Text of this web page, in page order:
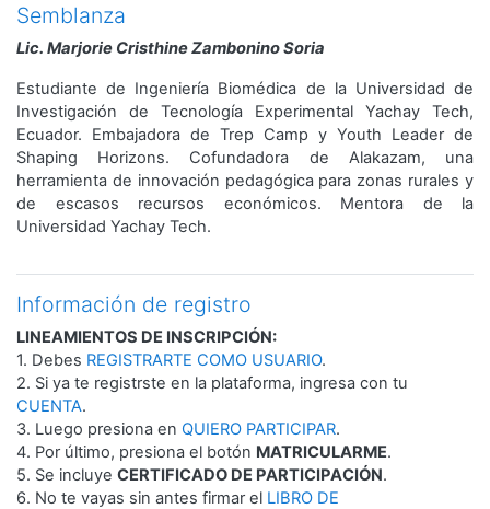
Semblanza
Lic. Marjorie Cristhine Zambonino Soria
Estudiante de Ingeniería Biomédica de la Universidad de
Investigación de Tecnología Experimental Yachay Tech,
Ecuador. Embajadora de Trep Camp y Youth Leader de
Shaping Horizons. Cofundadora de Alakazam, una
herramienta de innovación pedagógica para zonas rurales y
de escasos recursos económicos. Mentora de la
Universidad Yachay Tech.
Información de registro
LINEAMIENTOS DE INSCRIPCIÓN:
1. Debes REGISTRARTE COMO USUARIO.
2. Si ya te registrste en la plataforma, ingresa con tu
CUENTA.
3. Luego presiona en QUIERO PARTICIPAR.
4. Por último, presiona el botón MATRICULARME.
5. Se incluye CERTIFICADO DE PARTICIPACIÓN.
6. No te vayas sin antes firmar el LIBRO DE